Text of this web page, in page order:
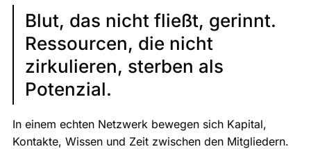
Blut, das nicht fließt, gerinnt.
Ressourcen, die nicht
zirkulieren, sterben als
Potenzial.
In einem echten Netzwerk bewegen sich Kapital,
Kontakte, Wissen und Zeit zwischen den Mitgliedern.